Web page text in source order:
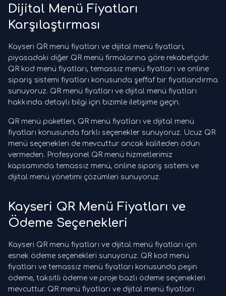
Dijital Menü Fiyatları
Karşılaştırması
Kayseri QR menü fiyatları ve dijital menü fiyatları,
piyasadaki diğer QR menü firmalarına göre rekabetçidir.
QR kod menü fiyatları, temassız menü fiyatları ve online
sipariş sistemi fiyatları konusunda şeffaf bir fiyatlandırma
sunuyoruz. QR menü fiyatları ve dijital menü fiyatları
hakkında detaylı bilgi için bizimle iletişime geçin.
QR menü paketleri, QR menü fiyatları ve dijital menü
fiyatları konusunda farklı seçenekler sunuyoruz. Ucuz QR
menü seçenekleri de mevcuttur ancak kaliteden ödün
vermeden. Profesyonel QR menü hizmetlerimiz
kapsamında temassız menü, online sipariş sistemi ve
dijital menü yönetimi çözümleri sunuyoruz.
Kayseri QR Menü Fiyatları ve
Ödeme Seçenekleri
Kayseri QR menü fiyatları ve dijital menü fiyatları için
esnek ödeme seçenekleri sunuyoruz. QR kod menü
fiyatları ve temassız menü fiyatları konusunda peşin
ödeme, taksitli ödeme ve proje bazlı ödeme seçenekleri
mevcuttur. QR menü fiyatları ve dijital menü fiyatları